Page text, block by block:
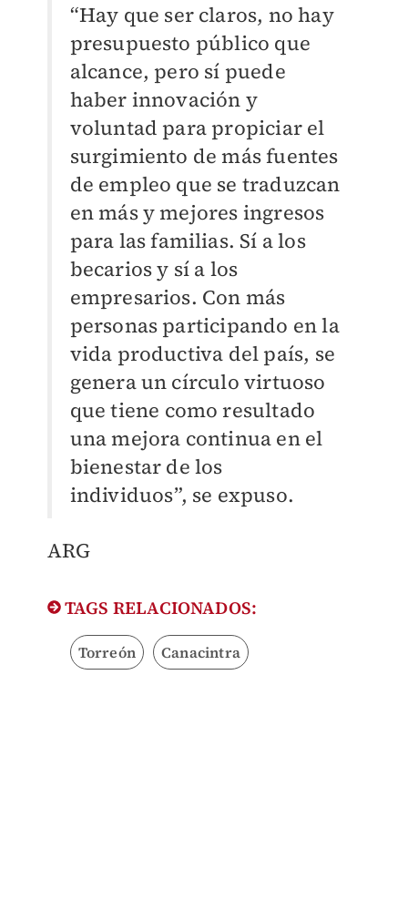
“Hay que ser claros, no hay
presupuesto público que
alcance, pero sí puede
haber innovación y
voluntad para propiciar el
surgimiento de más fuentes
de empleo que se traduzcan
en más y mejores ingresos
para las familias. Sí a los
becarios y sí a los
empresarios. Con más
personas participando en la
vida productiva del país, se
genera un círculo virtuoso
que tiene como resultado
una mejora continua en el
bienestar de los
individuos”, se expuso.
ARG
TAGS RELACIONADOS:
Torreón Canacintra